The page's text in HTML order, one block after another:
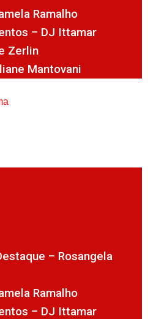
Ramalho
– DJ Ittamar
Zerlin
Mantovani
– Rosangela
Ramalho
– DJ Ittamar